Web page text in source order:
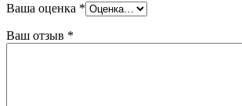
Ваша оценка *
Ваш отзыв *